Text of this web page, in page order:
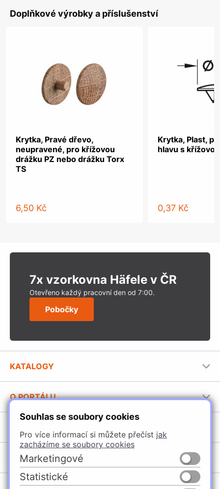
Souhlas se soubory cookies
Pro více informací si můžete přečíst jak
zacházíme se soubory cookies
Marketingové
Statistické
Doplňkové výrobky a příslušenství
Krytka, Pravé dřevo,
neupravené, pro křížovou
drážku PZ nebo drážku Torx
TS
6,50 Kč
Krytka, Plast,
hlavu s
0,37 Kč
7x vzorkovna Häfele v ČR
Otevřeno každý pracovní den od 7:00.
Pobočky
KATALOGY
Stavební katalog Häfele
Brožury Häfele
O PORTÁLU
Provozovatel portálu
Jak používat portál
Úchytky
Nábytkové kování
Vybavení kuchyní
POBOČKY
Domašín